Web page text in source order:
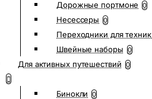
Дорожные портмоне 0
Несессеры 0
Переходники для
Швейные наборы 0
Для активных путешествий 0
Бинокли 0